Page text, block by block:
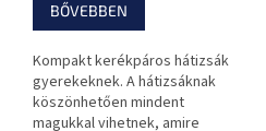
BŐVEBBEN
Kompakt kerékpáros hátizsák
gyerekeknek. A hátizsáknak
köszönhetően mindent
magukkal vihetnek, amire